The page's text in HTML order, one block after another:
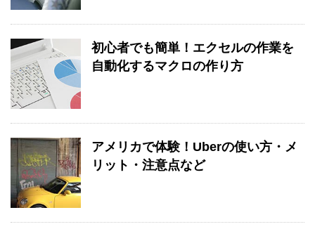
初心者でも簡単！エクセルの作業を
自動化するマクロの作り方
アメリカで体験！Uberの使い方・メ
リット・注意点など